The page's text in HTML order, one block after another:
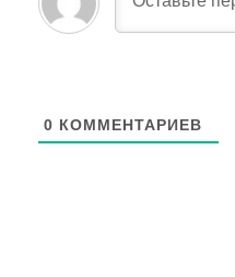
0 КОММЕНТАРИЕВ